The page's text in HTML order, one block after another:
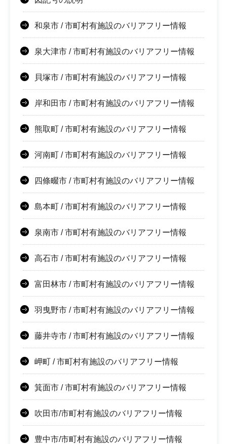
和泉市 / 市町村有施設のバリアフリー情報
泉大津市 / 市町村有施設のバリアフリー情報
貝塚市 / 市町村有施設のバリアフリー情報
岸和田市 / 市町村有施設のバリアフリー情報
熊取町 / 市町村有施設のバリアフリー情報
河南町 / 市町村有施設のバリアフリー情報
四條畷市 / 市町村有施設のバリアフリー情報
島本町 / 市町村有施設のバリアフリー情報
泉南市 / 市町村有施設のバリアフリー情報
高石市 / 市町村有施設のバリアフリー情報
富田林市 / 市町村有施設のバリアフリー情報
羽曳野市 / 市町村有施設のバリアフリー情報
藤井寺市 / 市町村有施設のバリアフリー情報
岬町 / 市町村有施設のバリアフリー情報
箕面市 / 市町村有施設のバリアフリー情報
吹田市/市町村有施設のバリアフリー情報
豊中市/市町村有施設のバリアフリー情報